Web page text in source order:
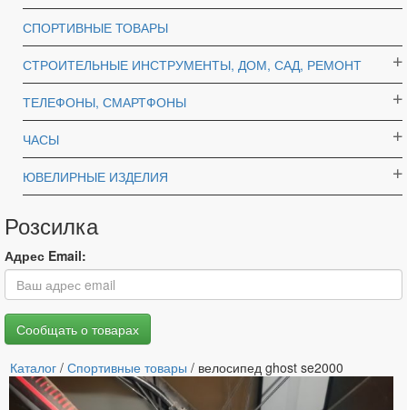
СПОРТИВНЫЕ ТОВАРЫ
СТРОИТЕЛЬНЫЕ ИНСТРУМЕНТЫ, ДОМ, САД, РЕМОНТ
ТЕЛЕФОНЫ, СМАРТФОНЫ
ЧАСЫ
ЮВЕЛИРНЫЕ ИЗДЕЛИЯ
Розсилка
Адрес Email:
Каталог / Спортивные товары / велосипед ghost se2000